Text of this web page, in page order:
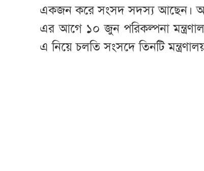
একজন করে সংসদ সদস্য আছেন।
এর আগে ১০ জুন পরিকল্পনা
এ নিয়ে চলতি সংসদে তিনটি